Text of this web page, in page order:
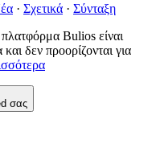
· Σχετικά · Σύνταξη
Bulios είναι
δεν προορίζονται για
σας